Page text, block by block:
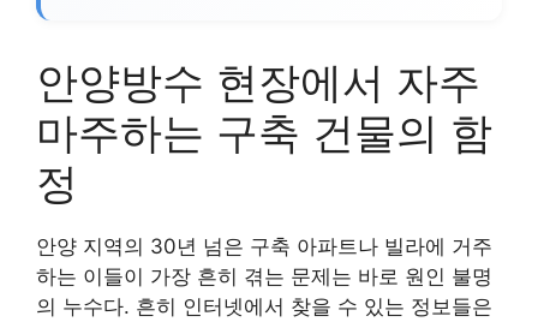
안양방수 현장에서 자주
마주하는 구축 건물의 함
정
안양 지역의 30년 넘은 구축 아파트나 빌라에 거주
하는 이들이 가장 흔히 겪는 문제는 바로 원인 불명
의 누수다. 흔히 인터넷에서 찾을 수 있는 정보들은